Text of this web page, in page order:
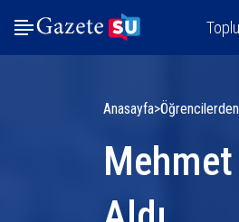
Anasayfa Öğrencilerden